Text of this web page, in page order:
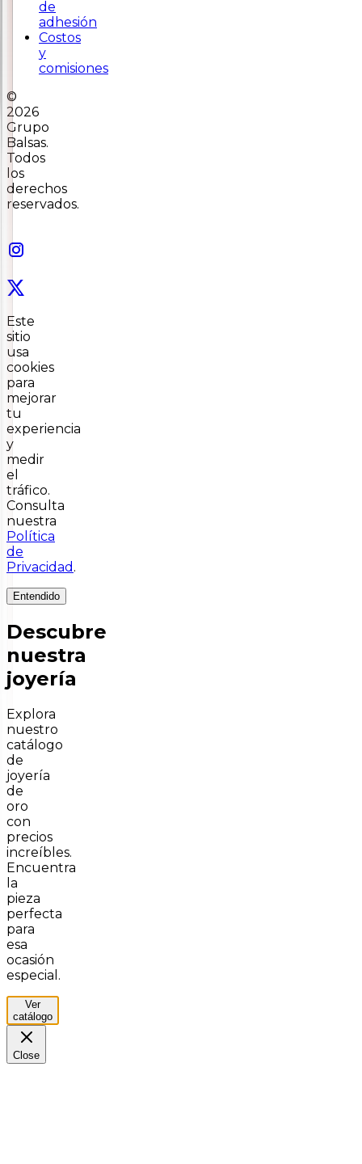
de
adhesión
Costos
y
comisiones
©
2026
Grupo
Balsas.
Todos
los
derechos
reservados.
Este
sitio
usa
cookies
para
mejorar
tu
experiencia
y
medir
el
tráfico.
Consulta
nuestra
Política
de
Privacidad .
Entendido
Descubre
nuestra
joyería
Explora
nuestro
catálogo
de
joyería
de
oro
con
precios
increíbles.
Encuentra
la
pieza
perfecta
para
esa
ocasión
especial.
Ver
catálogo
Close